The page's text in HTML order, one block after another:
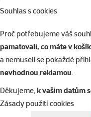
Souhlas s cookies
Proč potřebujeme váš
pamatovali, co máte v
a nemuseli se pokaždé
nevhodnou reklamou.
Děkujeme,k vašim datům
Zásady použití cookies